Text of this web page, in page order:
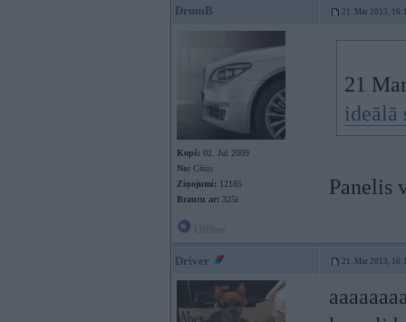
DrumB 21. Mar 2013,
Kopš: 02. Jul 2009
No: Cēsis
Ziņojumi: 12185
Braucu ar: 325i
21
ideālā
Panelis
Driver 21. Mar 2013,